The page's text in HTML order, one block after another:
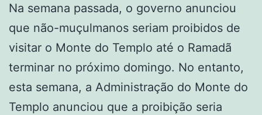
Na semana passada, o governo anunciou
que não-muçulmanos seriam proibidos de
visitar o Monte do Templo até o Ramadã
terminar no próximo domingo. No entanto,
esta semana, a Administração do Monte do
Templo anunciou que a proibição seria